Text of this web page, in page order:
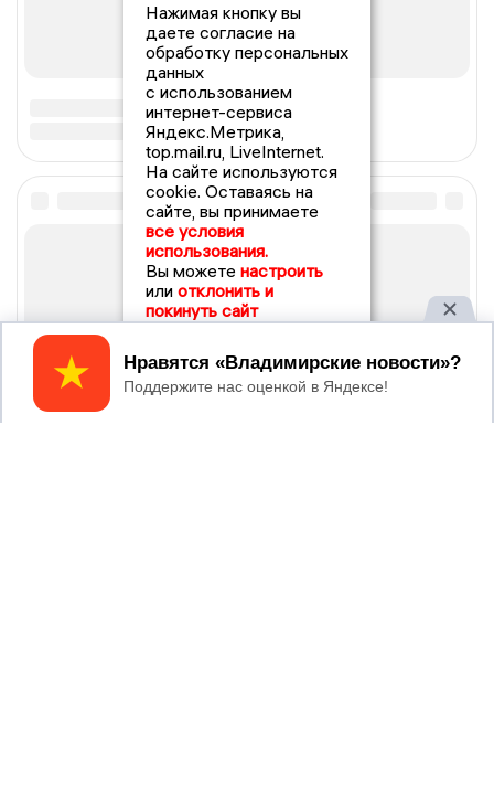
Нажимая кнопку вы
даете согласие на
обработку персональных
данных
с использованием
интернет-сервиса
Яндекс.Метрика,
top.mail.ru, LiveInternet.
На сайте используются
cookie. Оставаясь на
сайте, вы принимаете
все условия
использования.
Вы можете настроить
или отклонить и
покинуть сайт
Принять